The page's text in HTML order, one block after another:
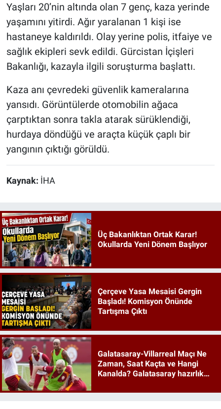
Yaşları 20’nin altında olan 7 genç, kaza yerinde
yaşamını yitirdi. Ağır yaralanan 1 kişi ise
hastaneye kaldırıldı. Olay yerine polis, itfaiye ve
sağlık ekipleri sevk edildi. Gürcistan İçişleri
Bakanlığı, kazayla ilgili soruşturma başlattı.
Kaza anı çevredeki güvenlik kameralarına
yansıdı. Görüntülerde otomobilin ağaca
çarptıktan sonra takla atarak sürüklendiği,
hurdaya döndüğü ve araçta küçük çaplı bir
yangının çıktığı görüldü.
Kaynak: İHA
Üç Bakanlıktan Ortak Karar!
Okullarda Yeni Dönem Başlıyor
Çerçeve Yasa Mesaisi Gergin
Başladı! Komisyon Önünde
Tartışma Çıktı
Galatasaray-Villarreal Maçı Ne
Zaman, Saat Kaçta ve Hangi
Kanalda? Galatasaray hazırlık